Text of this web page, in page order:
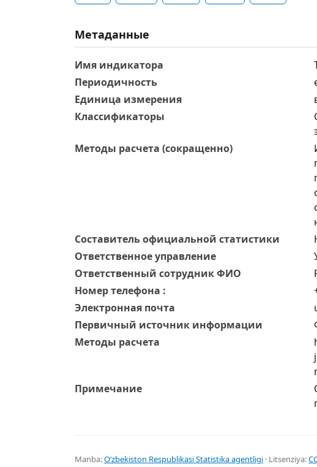
Метаданные
Имя индикатора
Периодичность
Единица измерения
Классификаторы
Методы расчета (сокращенно)
Составитель официальной статистики
Ответственное управление
Oтветственный сотрудник ФИО
Номер телефона :
Электронная почта
Первичный источник информации
Методы расчета
Примечание
Manba:Oʻzbekiston Respublikasi Statistika agentligi · Litsenziya: